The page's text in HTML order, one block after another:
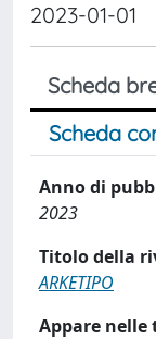
2023-01-01
Scheda
Scheda
Anno di
2023
Titolo della
ARKETIPO
Appare nelle